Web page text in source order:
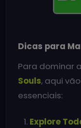
Dicas para
Para dominar
Souls, aqui
essenciais:
Explore